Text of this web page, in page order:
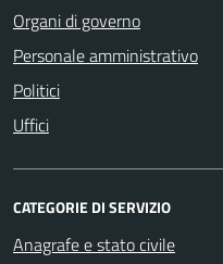
Organi di governo
Personale amministrativo
Politici
Uffici
CATEGORIE DI SERVIZIO
Anagrafe e stato civile